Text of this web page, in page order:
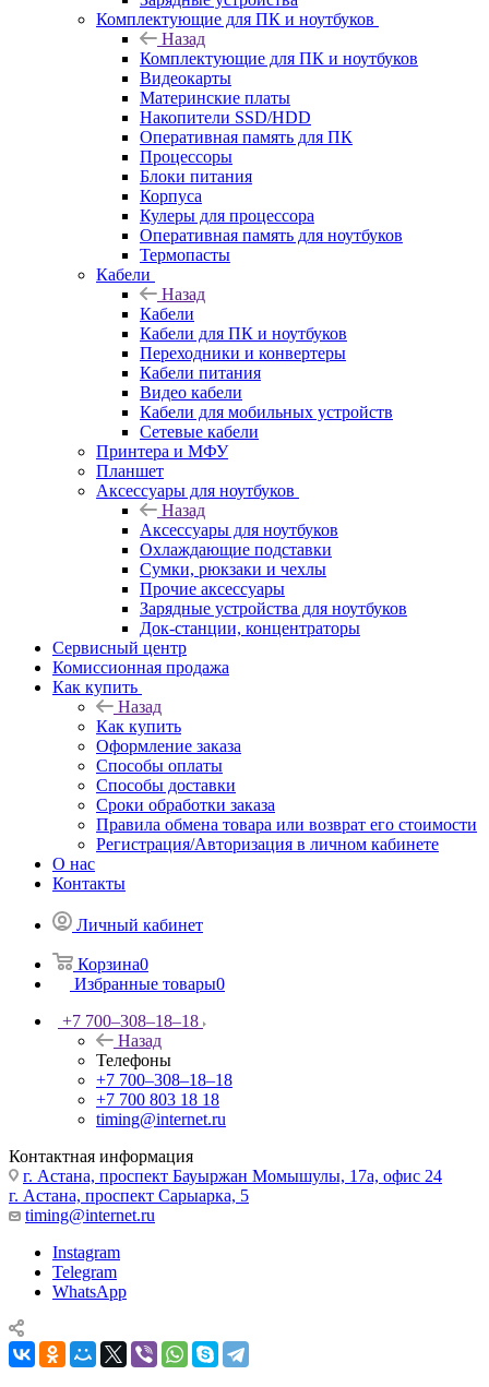
Комплектующие для ПК и ноутбуков
Назад
Комплектующие для ПК и ноутбуков
Видеокарты
Материнские платы
Накопители SSD/HDD
Оперативная память для ПК
Процессоры
Блоки питания
Корпуса
Кулеры для процессора
Оперативная память для ноутбуков
Термопасты
Кабели
Назад
Кабели
Кабели для ПК и ноутбуков
Переходники и конвертеры
Кабели питания
Видео кабели
Кабели для мобильных устройств
Сетевые кабели
Принтера и МФУ
Планшет
Аксессуары для ноутбуков
Назад
Аксессуары для ноутбуков
Охлаждающие подставки
Сумки, рюкзаки и чехлы
Прочие аксессуары
Зарядные устройства для ноутбуков
Док-станции, концентраторы
Сервисный центр
Комиссионная продажа
Как купить
Назад
Как купить
Оформление заказа
Способы оплаты
Способы доставки
Сроки обработки заказа
Правила обмена товара или возврат его стоимости
Регистрация/Авторизация в личном кабинете
О нас
Контакты
Личный кабинет
Корзина0
Избранные товары0
+7 700‒308‒18‒18
Назад
Телефоны
+7 700‒308‒18‒18
+7 700 803 18 18
timing@internet.ru
Контактная информация
г. Астана, проспект Бауыржан Момышулы, 17а, офис 24
г. Астана, проспект Сарыарка, 5
timing@internet.ru
Instagram
Telegram
WhatsApp